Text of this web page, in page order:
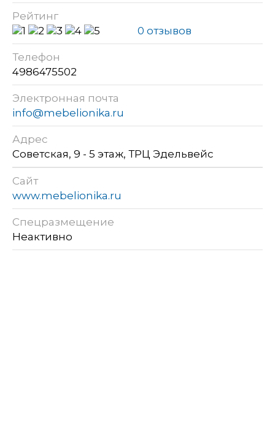
Рейтинг
0 отзывов
Телефон
4986475502
Электронная почта
info@mebelionika.ru
Адрес
Советская, 9 - 5 этаж, ТРЦ Эдельвейс
Сайт
www.mebelionika.ru
Спецразмещение
Неактивно